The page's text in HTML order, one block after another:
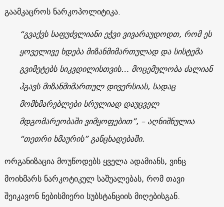
გაამკაცროს ნარკოპოლიტიკა.
“გვაქვს საფუძვლიანი ეჭვი ვივარაუდოდთ, რომ ეს
ყოველივე ხდება მიზანმიმართულად და სისტემა
გვიმეტებს სიკვდილისთვის… მოცემულობა ძალიან
ჰგავს მიზანმიმართულ დივერსიას, სადაც
მომხმარებლები სრულიად დაუცველ
მდგომარეობაში ვიმყოფებით”, – აღნიშნულია
“თეთრი ხმაურის” განცხადებაში.
ორგანიზაცია მოუწოდებს ყველა ადამიანს, ვინც
მოიხმარს ნარკოტიკულ საშუალებას, რომ თავი
შეიკავონ ნებისმიერი სუბსტანციის მიღებისგან.